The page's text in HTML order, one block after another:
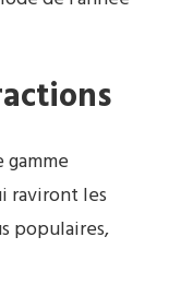
raviront les
populaires,